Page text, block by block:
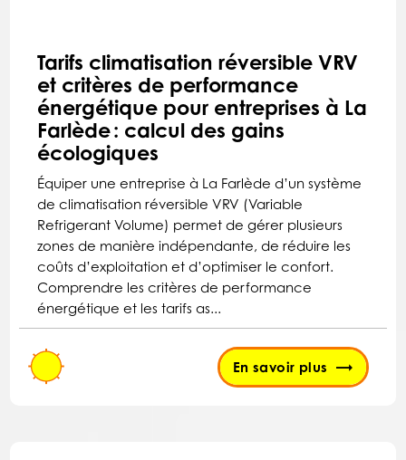
Tarifs climatisation réversible VRV
et critères de performance
énergétique pour entreprises à La
Farlède : calcul des gains
écologiques
Équiper une entreprise à La Farlède d’un système
de climatisation réversible VRV (Variable
Refrigerant Volume) permet de gérer plusieurs
zones de manière indépendante, de réduire les
coûts d’exploitation et d’optimiser le confort.
Comprendre les critères de performance
énergétique et les tarifs as...
En savoir plus